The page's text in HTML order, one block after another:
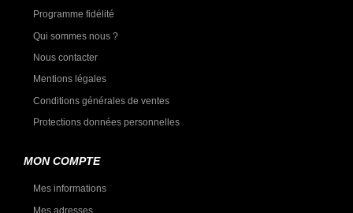
Programme fidélité
Qui sommes nous ?
Nous contacter
Mentions légales
Conditions générales de ventes
Protections données personnelles
MON COMPTE
Mes informations
Mes adresses